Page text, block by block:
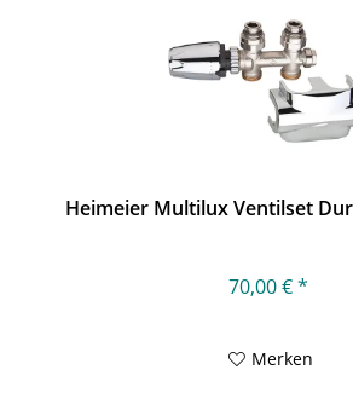
Heimeier Multilux Ventilset
70,00 € *
Merken